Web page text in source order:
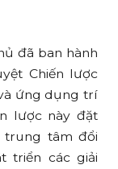
đã ban hành
Chiến lược
ứng dụng trí
lược này đặt
trung tâm đổi
triển các giải